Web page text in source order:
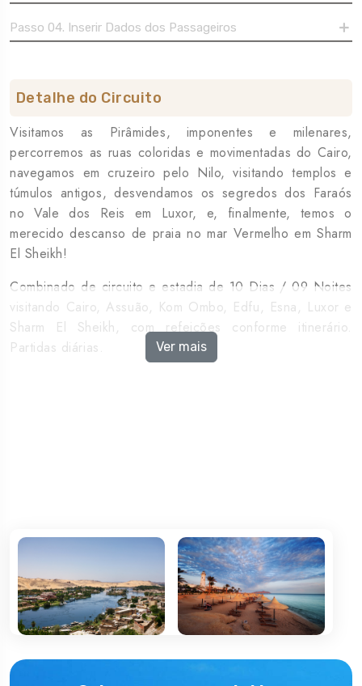
Passo 04. Inserir Dados dos Passageiros
Detalhe do Circuito
Visitamos as Pirâmides, imponentes e milenares,
percorremos as ruas coloridas e movimentadas do Cairo,
navegamos em cruzeiro pelo Nilo, visitando templos e
túmulos antigos, desvendamos os segredos dos Faraós
no Vale dos Reis em Luxor, e, finalmente, temos o
merecido descanso de praia no mar Vermelho em Sharm
El Sheikh!
Combinado de circuito e estadia de 10 Dias / 09 Noites
visitando Cairo, Assuão, Kom Ombo, Edfu, Esna, Luxor e
Sharm El Sheikh, com refeições conforme itinerário.
Partidas diárias.
no Cruzeiro pelo Nilo em regime de Pensão Completa
Taxas de aviação, sujeitas a alteração Taxas de
aviação, sujeitas a alteração
Visitas segundo o itinerário, com guia Egiptólogo em
disponibilidade) Visitas segundo o itinerário, com guia
Ver mais